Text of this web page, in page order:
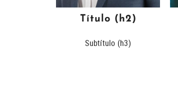
Título (h2)
Subtítulo (h3)